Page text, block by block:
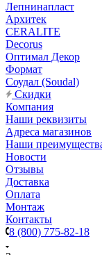
Лепнинапласт
Архитек
CERALITE
Decorus
Оптимал Декор
Формат
Соудал (Soudal)
Скидки
Компания
Наши реквизиты
Адреса магазинов
Наши
Новости
Отзывы
Доставка
Оплата
Монтаж
Контакты
8 (800) 775-82-18